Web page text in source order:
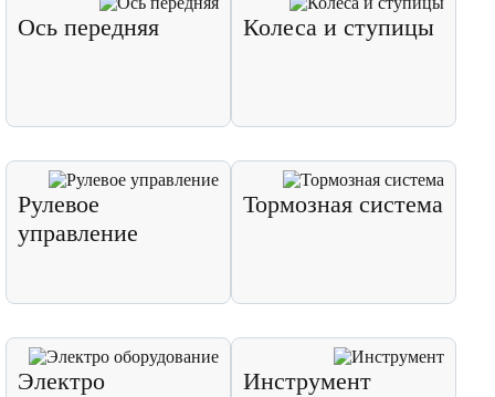
Ось передняя Колеса и ступицы
Рулевое
управление
Тормозная система
Электро
Инструмент